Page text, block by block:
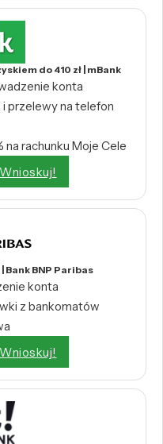
do 410 zł | mBank
konta
i przelewy na telefon
rachunku Moje Cele
Wnioskuj!
Bank BNP Paribas
konta
z bankomatów
Wnioskuj!